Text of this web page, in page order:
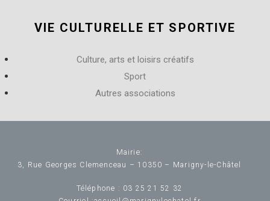
VIE CULTURELLE ET SPORTIVE
Culture, arts et loisirs créatifs
Sport
Autres associations
Mairie:
3, Rue Georges Clemenceau – 10350 – Marigny-le-Châtel
Téléphone : 03 25 21 52 32